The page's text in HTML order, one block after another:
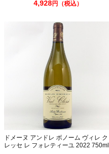
4,928円（税込）
ドメーヌ アンドレ ボノーム ヴィレ ク
レッセ レ フォレティーユ 2022 750ml